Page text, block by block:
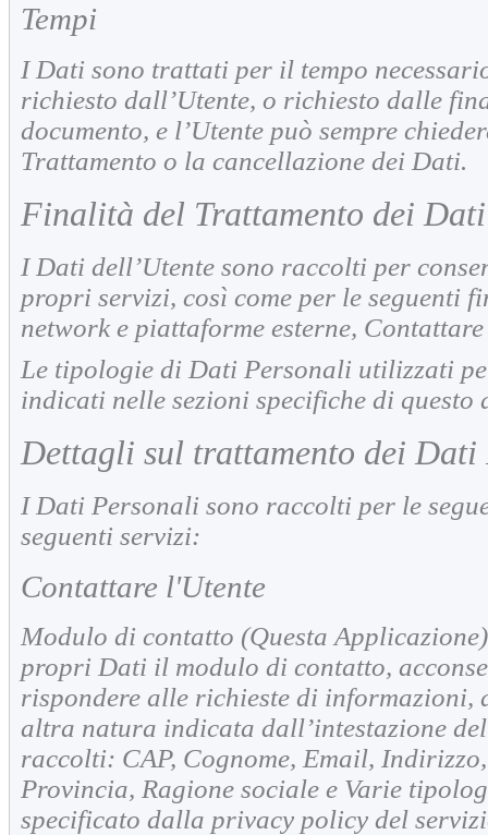
Tempi
I Dati sono trattati per il tempo
richiesto dall’Utente, o richiesto dalle
documento, e l’Utente può sempre
Trattamento o la cancellazione dei Dati.
Finalità del Trattamento dei
I Dati dell’Utente sono raccolti per
propri servizi, così come per le seguenti
network e piattaforme esterne,
Le tipologie di Dati Personali utilizzati
indicati nelle sezioni specifiche di questo
Dettagli sul trattamento dei Dati
I Dati Personali sono raccolti per le
seguenti servizi:
Contattare l'Utente
Modulo di contatto (Questa
propri Dati il modulo di contatto,
rispondere alle richieste di informazioni,
altra natura indicata dall’intestazione
raccolti: CAP, Cognome, Email,
Provincia, Ragione sociale e Varie
specificato dalla privacy policy del